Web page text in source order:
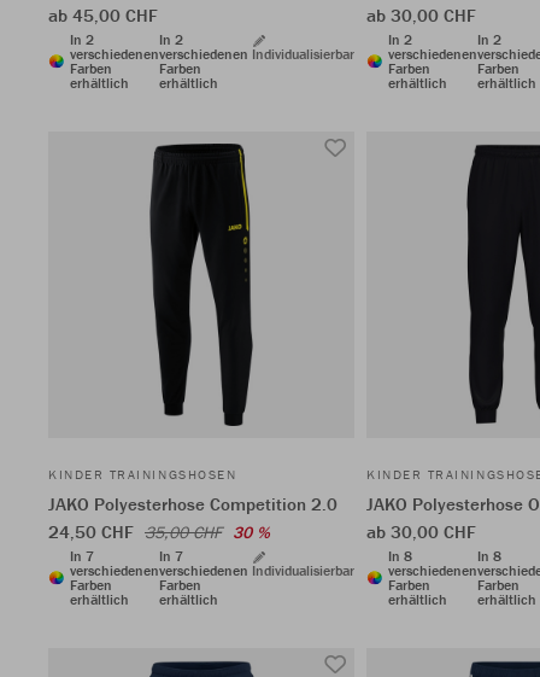
ab 45,00 CHF
In 2
verschiedenen
Farben
erhältlich
In 2
verschiedenen
Farben
erhältlich
Individualisierbar
ab 30,00 CHF
In 2
verschiedenen
Farben
erhältlich
In 2
Farben
erhältlich
KINDER TRAININGSHOSEN
JAKO Polyesterhose Competition 2.0
24,50 CHF 35,00 CHF 30 %
In 7
verschiedenen
Farben
erhältlich
In 7
verschiedenen
Farben
erhältlich
Individualisierbar
KINDER
JAKO Polyesterhose
ab 30,00 CHF
In 8
verschiedenen
Farben
erhältlich
In 8
Farben
erhältlich